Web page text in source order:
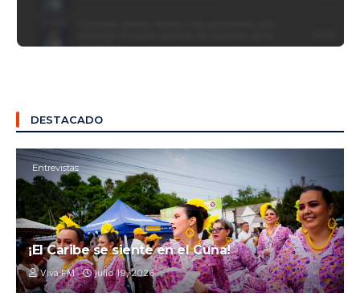
DESTACADO
Entrevistas
¡El Caribe se siente en el Cuna!
Viva FM julio 19, 2026